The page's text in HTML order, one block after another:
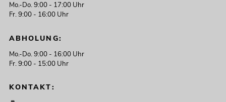
Mo.-Do. 9:00 - 17:00 Uhr
Fr. 9:00 - 16:00 Uhr
ABHOLUNG:
Mo.-Do. 9:00 - 16:00 Uhr
Fr. 9:00 - 15:00 Uhr
KONTAKT: